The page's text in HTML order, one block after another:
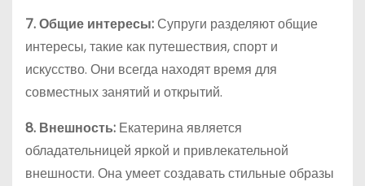
7. Общие интересы:Супруги разделяют общие
интересы, такие как путешествия, спорт и
искусство. Они всегда находят время для
совместных занятий и открытий.
8. Внешность: Екатерина является
обладательницей яркой и привлекательной
внешности. Она умеет создавать стильные образы